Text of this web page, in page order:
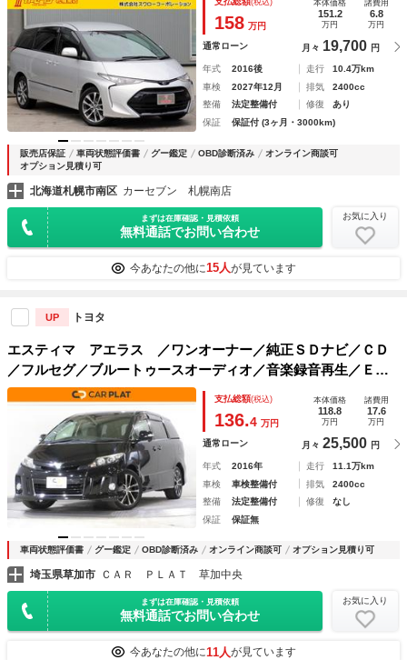
ンス ＬＥＤヘッドランプ ＥＴＣ リアオートエアコン
(税込)
158 万円
本体価格
151.2
万円
諸費用
6.8
万円
通常ローン 月々 19,700 円
年式 2016後 走行
10.4万km
車検
2027年12月 排気
2400cc
整備
法定整備付 修復
あり
保証
保証付 (3ヶ月・3000km)
販売店保証 車両状態評価書 グー鑑定 OBD診断済み
オンライン商談可
オプション見積り可
北海道札幌市南区 カーセブン 札幌南店
まずは在庫確認・見積依頼
無料通話でお問い合わせ
お気に入り
今あなたの他に15人が見ています
UP トヨタ
エスティマ アエラス ／ワンオーナー／純正ＳＤナビ／ＣＤ
／フルセグ／ブルートゥースオーディオ／音楽録音再生／ＥＴ
Ｃ／両側電動スライドドア／純正アルミホイール／ディスチャ
ージヘッドライト／フォグランプ／スマートキー／４ＷＤ／
支払総額(税込)
136.4 万円
本体価格
118.8
万円
諸費用
17.6
万円
通常ローン 月々 25,500 円
年式 2016年 走行
11.1万km
車検
車検整備付 排気
2400cc
整備
法定整備付 修復
なし
保証
保証無
車両状態評価書 グー鑑定 OBD診断済み オンライン商談可 オプション見積り可
埼玉県草加市 ＣＡＲ ＰＬＡＴ 草加中央
まずは在庫確認・見積依頼
無料通話でお問い合わせ
お気に入り
今あなたの他に11人が見ています